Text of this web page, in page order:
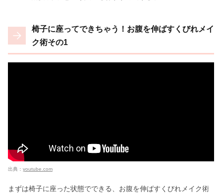
椅子に座ってできちゃう！お腹を伸ばすくびれメイ
ク術その1
出典： youtube.com
まずは椅子に座った状態でできる、お腹を伸ばすくびれメイク術